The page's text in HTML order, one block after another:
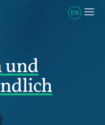
EN
und